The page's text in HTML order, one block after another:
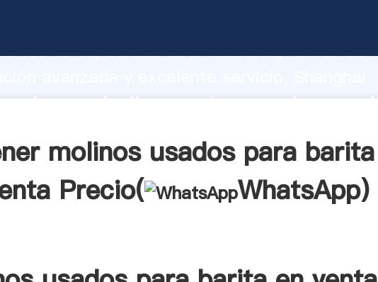
fuerte capacidad de producción, fuerza de
para barita en venta proveedor crea el
molinos usados para barita
Precio(
WhatsApp)